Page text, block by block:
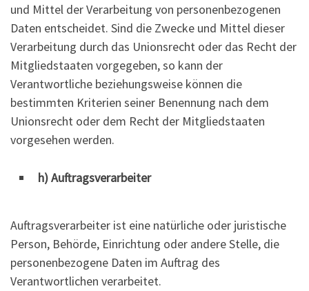
und Mittel der Verarbeitung von personenbezogenen
Daten entscheidet. Sind die Zwecke und Mittel dieser
Verarbeitung durch das Unionsrecht oder das Recht der
Mitgliedstaaten vorgegeben, so kann der
Verantwortliche beziehungsweise können die
bestimmten Kriterien seiner Benennung nach dem
Unionsrecht oder dem Recht der Mitgliedstaaten
vorgesehen werden.
h) Auftragsverarbeiter
Auftragsverarbeiter ist eine natürliche oder juristische
Person, Behörde, Einrichtung oder andere Stelle, die
personenbezogene Daten im Auftrag des
Verantwortlichen verarbeitet.